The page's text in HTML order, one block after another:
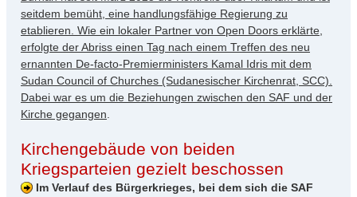
seitdem bemüht, eine handlungsfähige Regierung zu
etablieren. Wie ein lokaler Partner von Open Doors erklärte,
erfolgte der Abriss einen Tag nach einem Treffen des neu
ernannten De-facto-Premierministers Kamal Idris mit dem
Sudan Council of Churches (Sudanesischer Kirchenrat, SCC).
Dabei war es um die Beziehungen zwischen den SAF und der
Kirche gegangen
Kirchengebäude von beiden
Kriegsparteien gezielt beschossen
Im Verlauf des Bürgerkrieges, bei dem sich die SAF